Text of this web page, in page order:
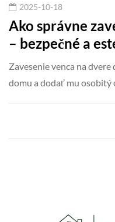
2025-10-18
Ako správne
– bezpečné a
Zavesenie venca na
domu a dodať mu osobitý